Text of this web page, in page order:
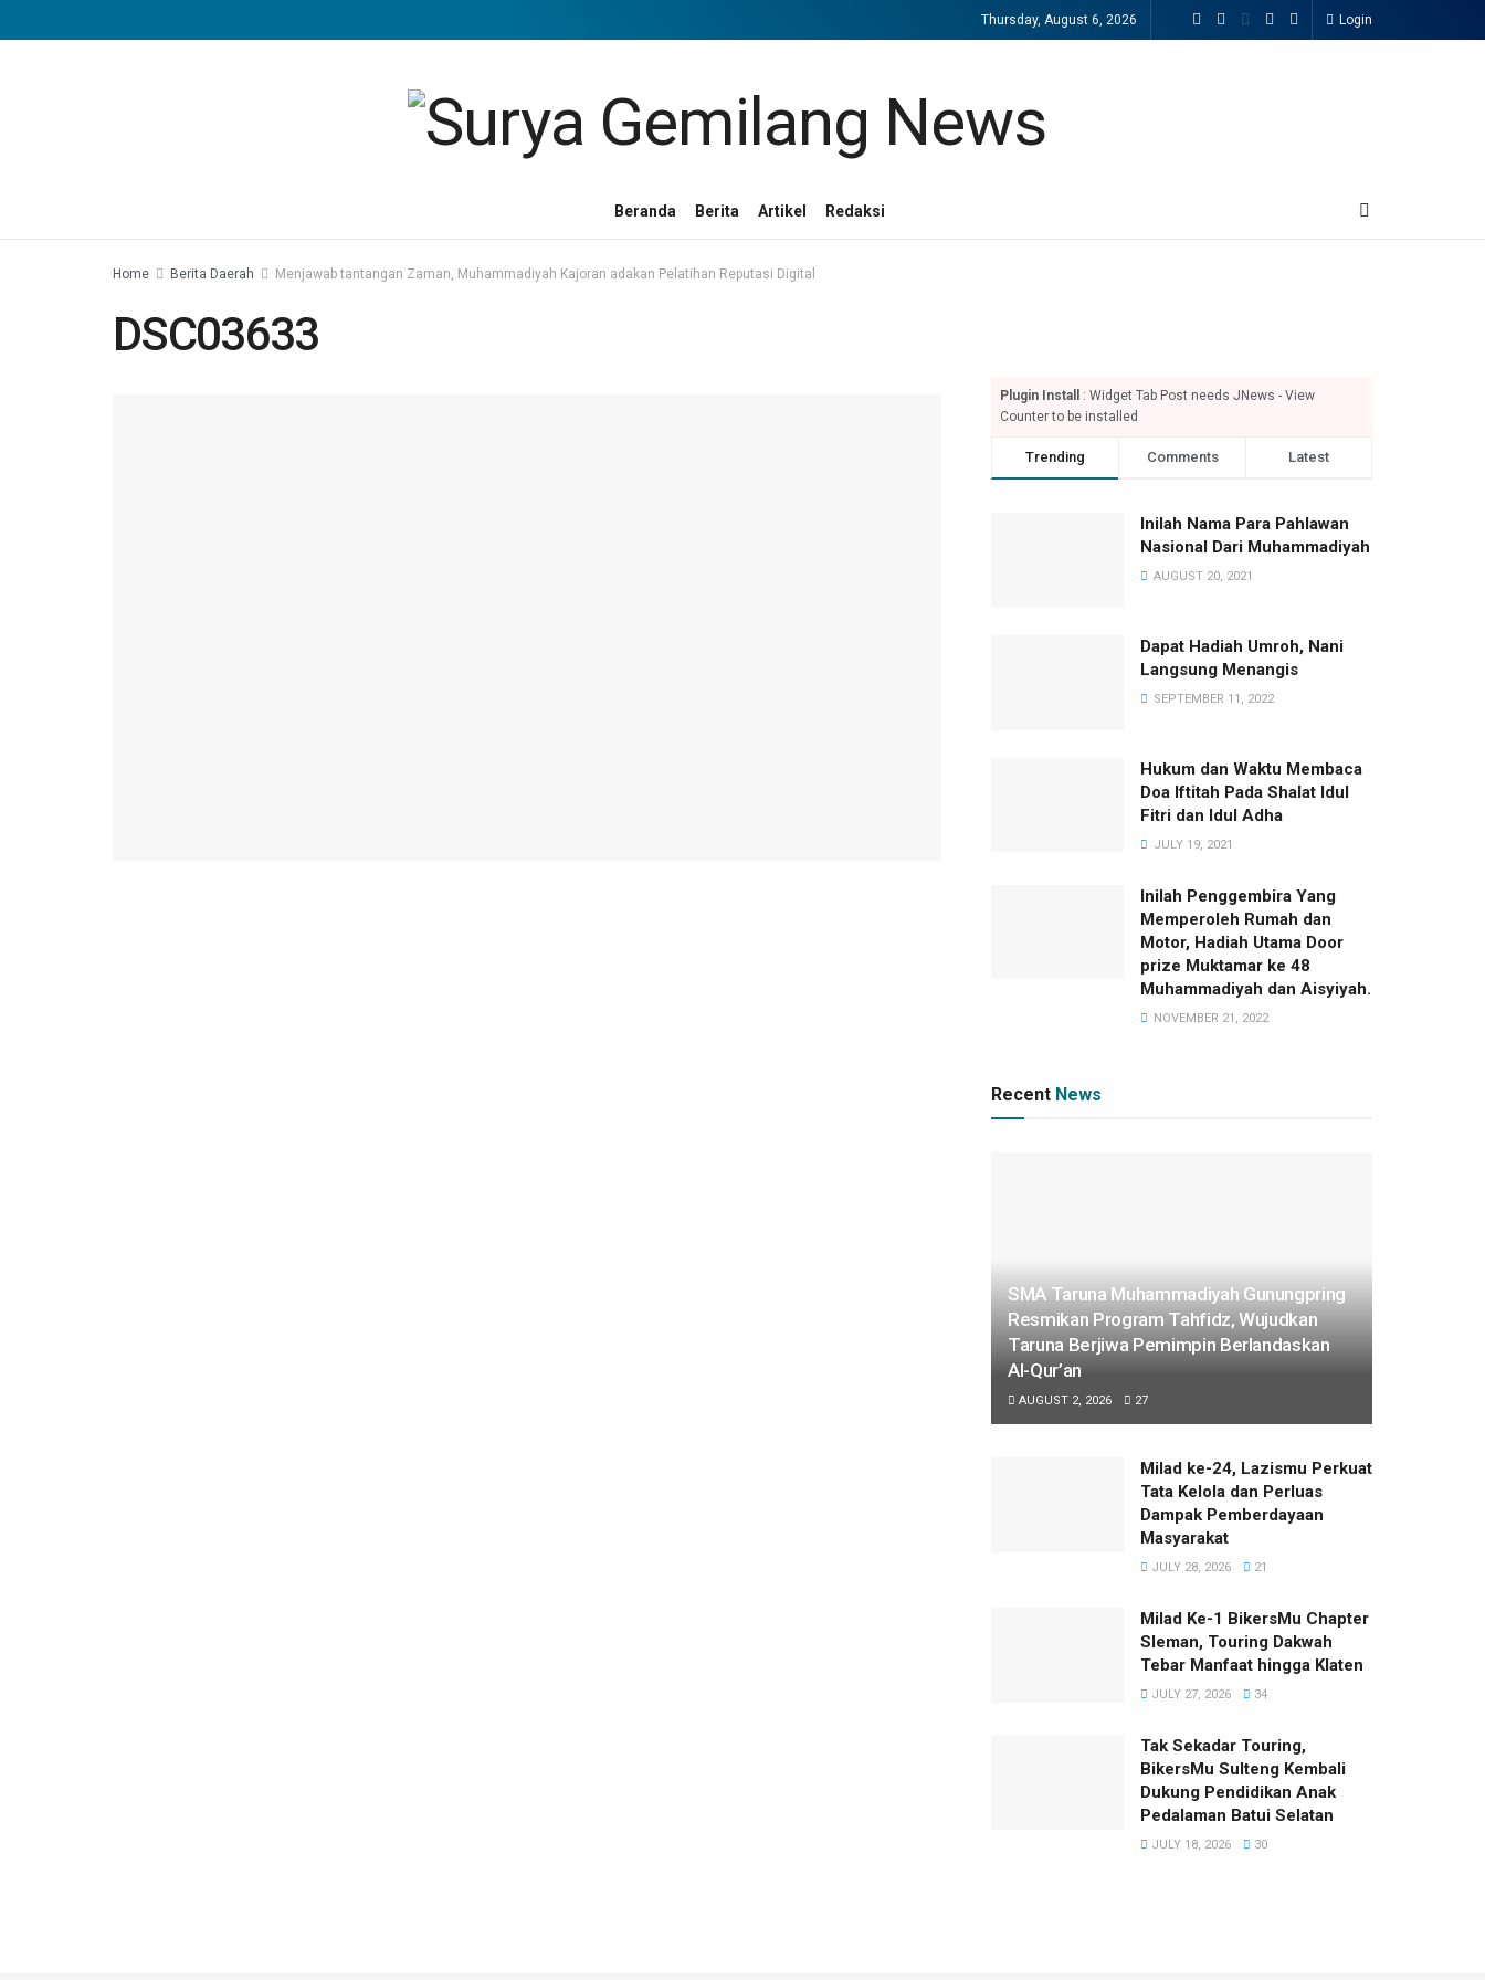
Thursday, August 6, 2026 Login
Beranda Berita Artikel Redaksi
Home Berita Daerah Menjawab tantangan Zaman, Muhammadiyah Kajoran adakan Pelatihan Reputasi Digital
DSC03633
Plugin Install
: Widget Tab Post needs JNews - View
Counter to be installed
Trending Comments Latest
Inilah Nama Para Pahlawan
Nasional Dari Muhammadiyah
AUGUST 20, 2021
Dapat Hadiah Umroh, Nani
Langsung Menangis
SEPTEMBER 11, 2022
Hukum dan Waktu Membaca
Doa Iftitah Pada Shalat Idul
Fitri dan Idul Adha
JULY 19, 2021
Inilah Penggembira Yang
Memperoleh Rumah dan
Motor, Hadiah Utama Door
prize Muktamar ke 48
Muhammadiyah dan Aisyiyah.
NOVEMBER 21, 2022
Recent News
SMA Taruna Muhammadiyah Gunungpring
Resmikan Program Tahfidz, Wujudkan
Taruna Berjiwa Pemimpin Berlandaskan
Al-Qur’an
AUGUST 2, 2026 27
Milad ke-24, Lazismu Perkuat
Tata Kelola dan Perluas
Dampak Pemberdayaan
Masyarakat
JULY 28, 2026 21
Milad Ke-1 BikersMu Chapter
Sleman, Touring Dakwah
Tebar Manfaat hingga Klaten
JULY 27, 2026 34
Tak Sekadar Touring,
BikersMu Sulteng Kembali
Dukung Pendidikan Anak
Pedalaman Batui Selatan
JULY 18, 2026 30